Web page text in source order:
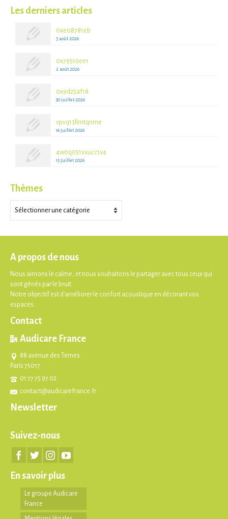
Les derniers articles
0xe08781eb
5 août 2026
0x79519ee1
2 août 2026
0x9d25af18
30 juillet 2026
vpvq13llmtqnme
16 juillet 2026
4w0q051sxucc1v4
15 juillet 2026
Thèmes
Thèmes
A propos de nous
Nous aimons le calme, et nous souhaitons le partager avec tous ceux qui
sont gênés par le bruit.
Notre objectif est d'améliorer le confort acoustique en décorant vos
espaces.
Contact
Audicare France
88 avenue des Ternes
Paris 75017
01 77 75 97 02
contact@audicarefrance.fr
Newsletter
Suivez-nous
En savoir plus
Le groupe Audicare
France